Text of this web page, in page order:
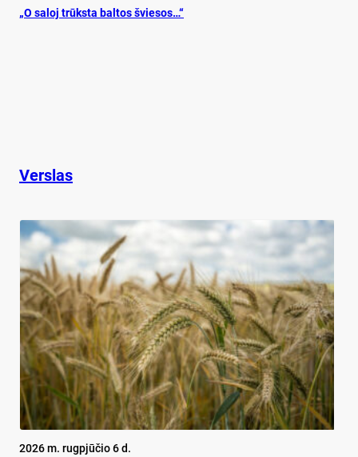
„O sa­loj trūks­ta bal­tos švie­sos…“
Verslas
2026 m. rugpjūčio 6 d.